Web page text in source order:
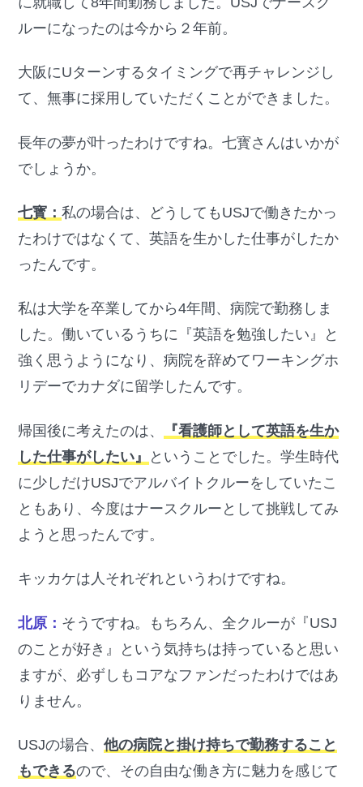
ルーになったのは今から２年前。
大阪にUターンするタイミングで再チャレンジし
て、無事に採用していただくことができました。
長年の夢が叶ったわけですね。七寳さんはいかが
でしょうか。
七寳：私の場合は、どうしてもUSJで働きたかっ
たわけではなくて、英語を生かした仕事がしたか
ったんです。
私は大学を卒業してから4年間、病院で勤務しま
した。働いているうちに『英語を勉強したい』と
強く思うようになり、病院を辞めてワーキングホ
リデーでカナダに留学したんです。
帰国後に考えたのは、
『看護師として英語を生か
した仕事がしたい』
ということでした。学生時代
に少しだけUSJでアルバイトクルーをしていたこ
ともあり、今度はナースクルーとして挑戦してみ
ようと思ったんです。
キッカケは人それぞれというわけですね。
北原： そうですね。もちろん、全クルーが『USJ
のことが好き』という気持ちは持っていると思い
ますが、必ずしもコアなファンだったわけではあ
りません。
USJの場合、他の病院と掛け持ちで勤務すること
もできるので、その自由な働き方に魅力を感じて